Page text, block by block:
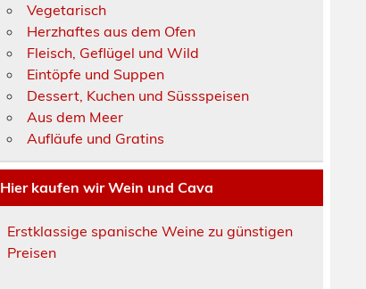
Vegetarisch
Herzhaftes aus dem Ofen
Fleisch, Geflügel und Wild
Eintöpfe und Suppen
Dessert, Kuchen und Süssspeisen
Aus dem Meer
Aufläufe und Gratins
Hier kaufen wir Wein und Cava
Erstklassige spanische Weine zu günstigen
Preisen